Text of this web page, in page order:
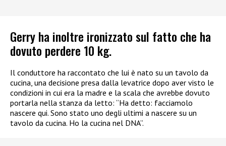
Gerry ha inoltre ironizzato sul fatto che ha
dovuto perdere 10 kg.
Il conduttore ha raccontato che lui è nato su un tavolo da
cucina, una decisione presa dalla levatrice dopo aver visto le
condizioni in cui era la madre e la scala che avrebbe dovuto
portarla nella stanza da letto: “Ha detto: facciamolo
nascere qui. Sono stato uno degli ultimi a nascere su un
tavolo da cucina. Ho la cucina nel DNA”.